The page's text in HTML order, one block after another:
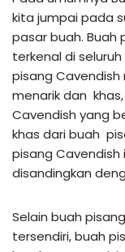
kita jumpai pada
pasar buah. Buah
terkenal di
pisang
menarik dan
Cavendish yang
khas dari buah
pisang Cavendish
disandingkan
Selain buah
tersendiri, buah